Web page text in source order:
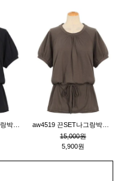
15,000원
5,900원